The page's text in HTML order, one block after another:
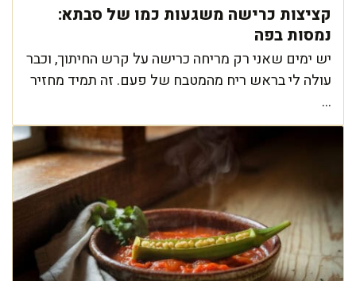
קציצות כרישה משגעות כמו של סבתא:
נמסות בפה
יש ימים שאני רק מריחה כרישה על קרש החיתוך, וכבר
עולה לי בראש ריח מהמטבח של פעם. זה תמיד מחזיר
...